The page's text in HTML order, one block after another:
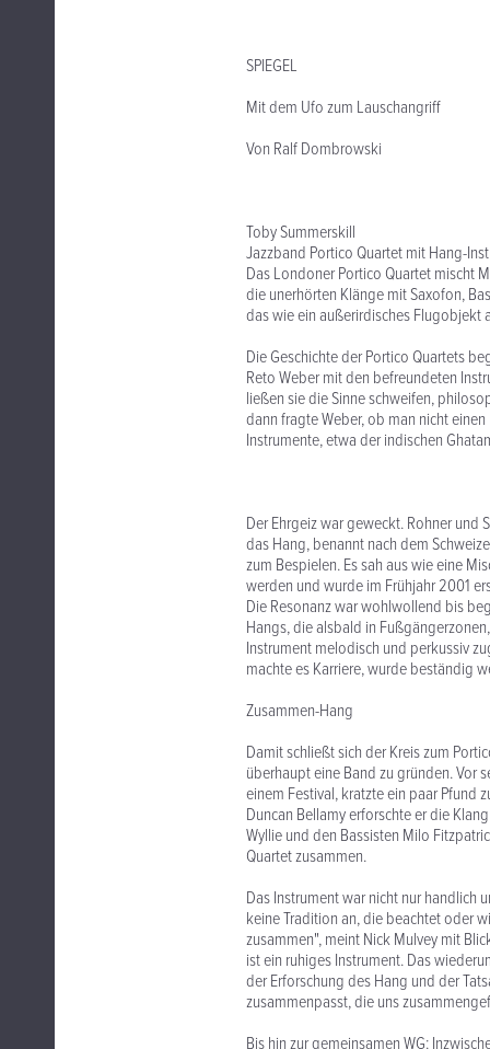
SPIEGEL
Mit dem Ufo zum Lauschangriff
Von Ralf Dombrowski
Toby Summerskill
Jazzband Portico Quartet mit Hang-
Das Londoner Portico Quartet mischt
die unerhörten Klänge mit Saxofon,
das wie ein außerirdisches Flugobjekt
Die Geschichte der Portico Quartets
Reto Weber mit den befreundeten
ließen sie die Sinne schweifen,
dann fragte Weber, ob man nicht
Instrumente, etwa der indischen
Der Ehrgeiz war geweckt. Rohner und
das Hang, benannt nach dem
zum Bespielen. Es sah aus wie eine
werden und wurde im Frühjahr 2001
Die Resonanz war wohlwollend bis
Hangs, die alsbald in
Instrument melodisch und perkussiv
machte es Karriere, wurde beständig
Zusammen-Hang
Damit schließt sich der Kreis zum
überhaupt eine Band zu gründen. Vor
einem Festival, kratzte ein paar Pfund
Duncan Bellamy erforschte er die
Wyllie und den Bassisten Milo
Quartet zusammen.
Das Instrument war nicht nur handlich
keine Tradition an, die beachtet oder
zusammen", meint Nick Mulvey mit
ist ein ruhiges Instrument. Das
der Erforschung des Hang und der
zusammenpasst, die uns
Bis hin zur gemeinsamen WG: